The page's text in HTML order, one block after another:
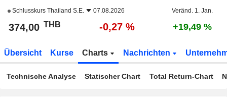
Schlusskurs Thailand S.E. 07.08.2026 Veränd. 1. Jan.
374,00 THB -0,27 % +19,49 %
Übersicht Kurse Charts Nachrichten
Technische Analyse Statischer Chart Total Return-Chart